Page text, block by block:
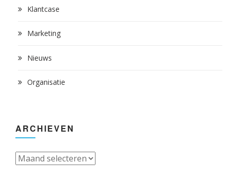
Klantcase
Marketing
Nieuws
Organisatie
ARCHIEVEN
Archieven